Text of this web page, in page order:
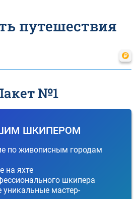
путешествия
№1
ШКИПЕРОМ
по живописным городам
на яхте
шкипера
мастер-